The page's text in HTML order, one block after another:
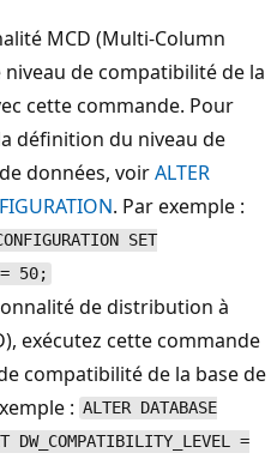
MCD (Multi-Column
de compatibilité de la
cette commande. Pour
définition du niveau de
données, voirALTER
. Par exemple :
SET
= 50;
de distribution à
exécutez cette commande
compatibilité de la base de
: ALTER DATABASE
DW_COMPATIBILITY_LEVEL =